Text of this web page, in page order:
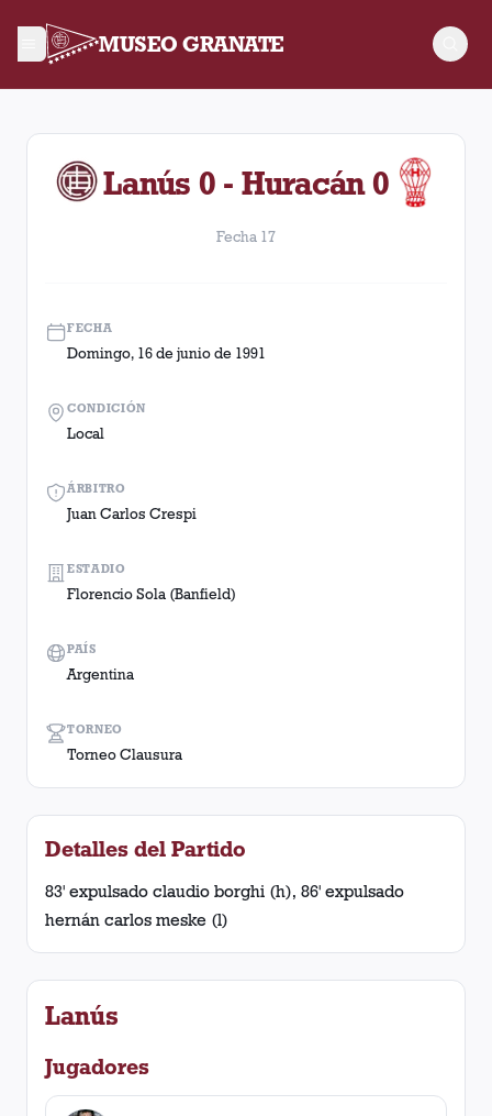
MUSEO GRANATE
Fecha 17. Partido entre Lanús y Huracán disputado el
Lanús 0 - Huracán 0
Fecha 17
FECHA
Domingo, 16 de junio de 1991
ÁRBITRO
Juan Carlos Crespi
TORNEO
Torneo Clausura
CONDICIÓN
Local
ESTADIO
Florencio Sola (Banfield)
PAÍS
Argentina
Detalles del Partido
83' expulsado claudio borghi (h), 86' expulsado
hernán carlos meske (l)
Lanús
Jugadores